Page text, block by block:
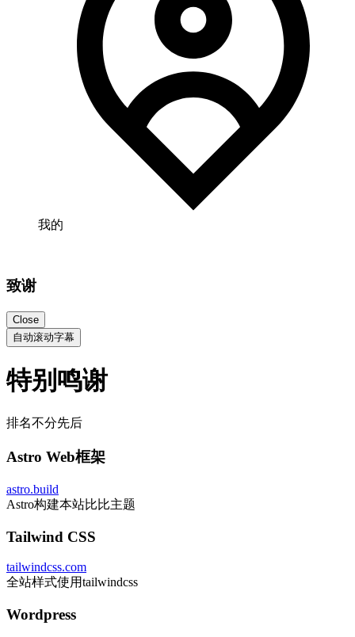
我的
致谢
Close
自动滚动字幕
特别鸣谢
排名不分先后
Astro Web框架
astro.build
Astro构建本站比比主题
Tailwind CSS
tailwindcss.com
全站样式使用tailwindcss
Wordpress